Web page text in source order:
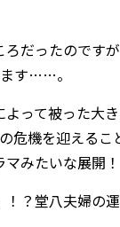
だったのです
す……。
って被った大
危機を迎えるこ
みたいな展開！
？堂八夫婦の